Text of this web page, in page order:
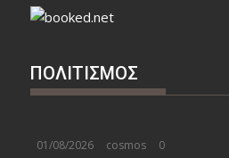
ΠΟΛΙΤΙΣΜΟΣ
01/08/2026 cosmos 0